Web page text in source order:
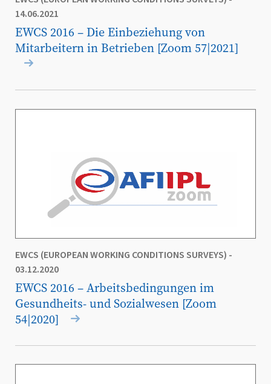
14.06.2021
EWCS 2016 – Die Einbeziehung von
Mitarbeitern in Betrieben [Zoom 57|2021]
EWCS (EUROPEAN WORKING CONDITIONS SURVEYS) -
03.12.2020
EWCS 2016 – Arbeitsbedingungen im
Gesundheits- und Sozialwesen [Zoom
54|2020]